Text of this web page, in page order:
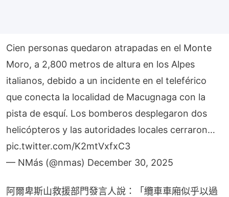
Cien personas quedaron atrapadas en el Monte
Moro, a 2,800 metros de altura en los Alpes
italianos, debido a un incidente en el teleférico
que conecta la localidad de Macugnaga con la
pista de esquí. Los bomberos desplegaron dos
helicópteros y las autoridades locales cerraron…
pic.twitter.com/K2mtVxfxC3
— NMás (@nmas) December 30, 2025
阿爾卑斯山救援部門發言人說：「纜車車廂似乎以過